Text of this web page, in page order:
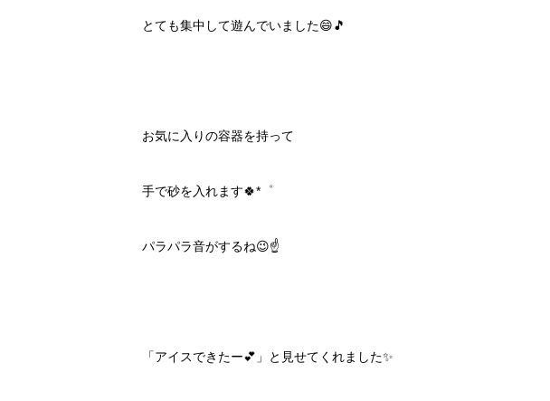
とても集中して遊んでいました😄🎵
お気に入りの容器を持って
手で砂を入れます🍀*゜
パラパラ音がするね😉☝️
「アイスできたー💕」と見せてくれました✨